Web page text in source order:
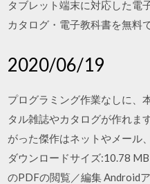
タブレット端末に対応した電
カタログ・電子教科書を無料
2020/06/19
プログラミング作業なしに、
タル雑誌やカタログが作れま
がった傑作はネットやメール
ダウンロードサイズ:10.78
のPDFの閲覧／編集 Android